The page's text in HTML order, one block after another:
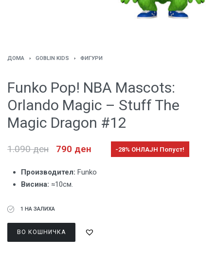
ДОМА › GOBLIN KIDS › ФИГУРИ
Funko Pop! NBA Mascots:
Orlando Magic – Stuff The
Magic Dragon #12
1.090ден 790 ден -28% ОНЛАЈН Попуст!
Производител: Funko
Висина: ≈10см.
1 НА ЗАЛИХА
ВО КОШНИЧКА